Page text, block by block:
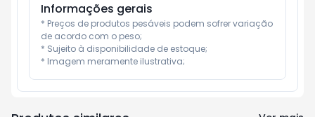
Informações gerais
* Preços de produtos pesáveis podem sofrer variação
de acordo com o peso;
* Sujeito à disponibilidade de estoque;
* Imagem meramente ilustrativa;